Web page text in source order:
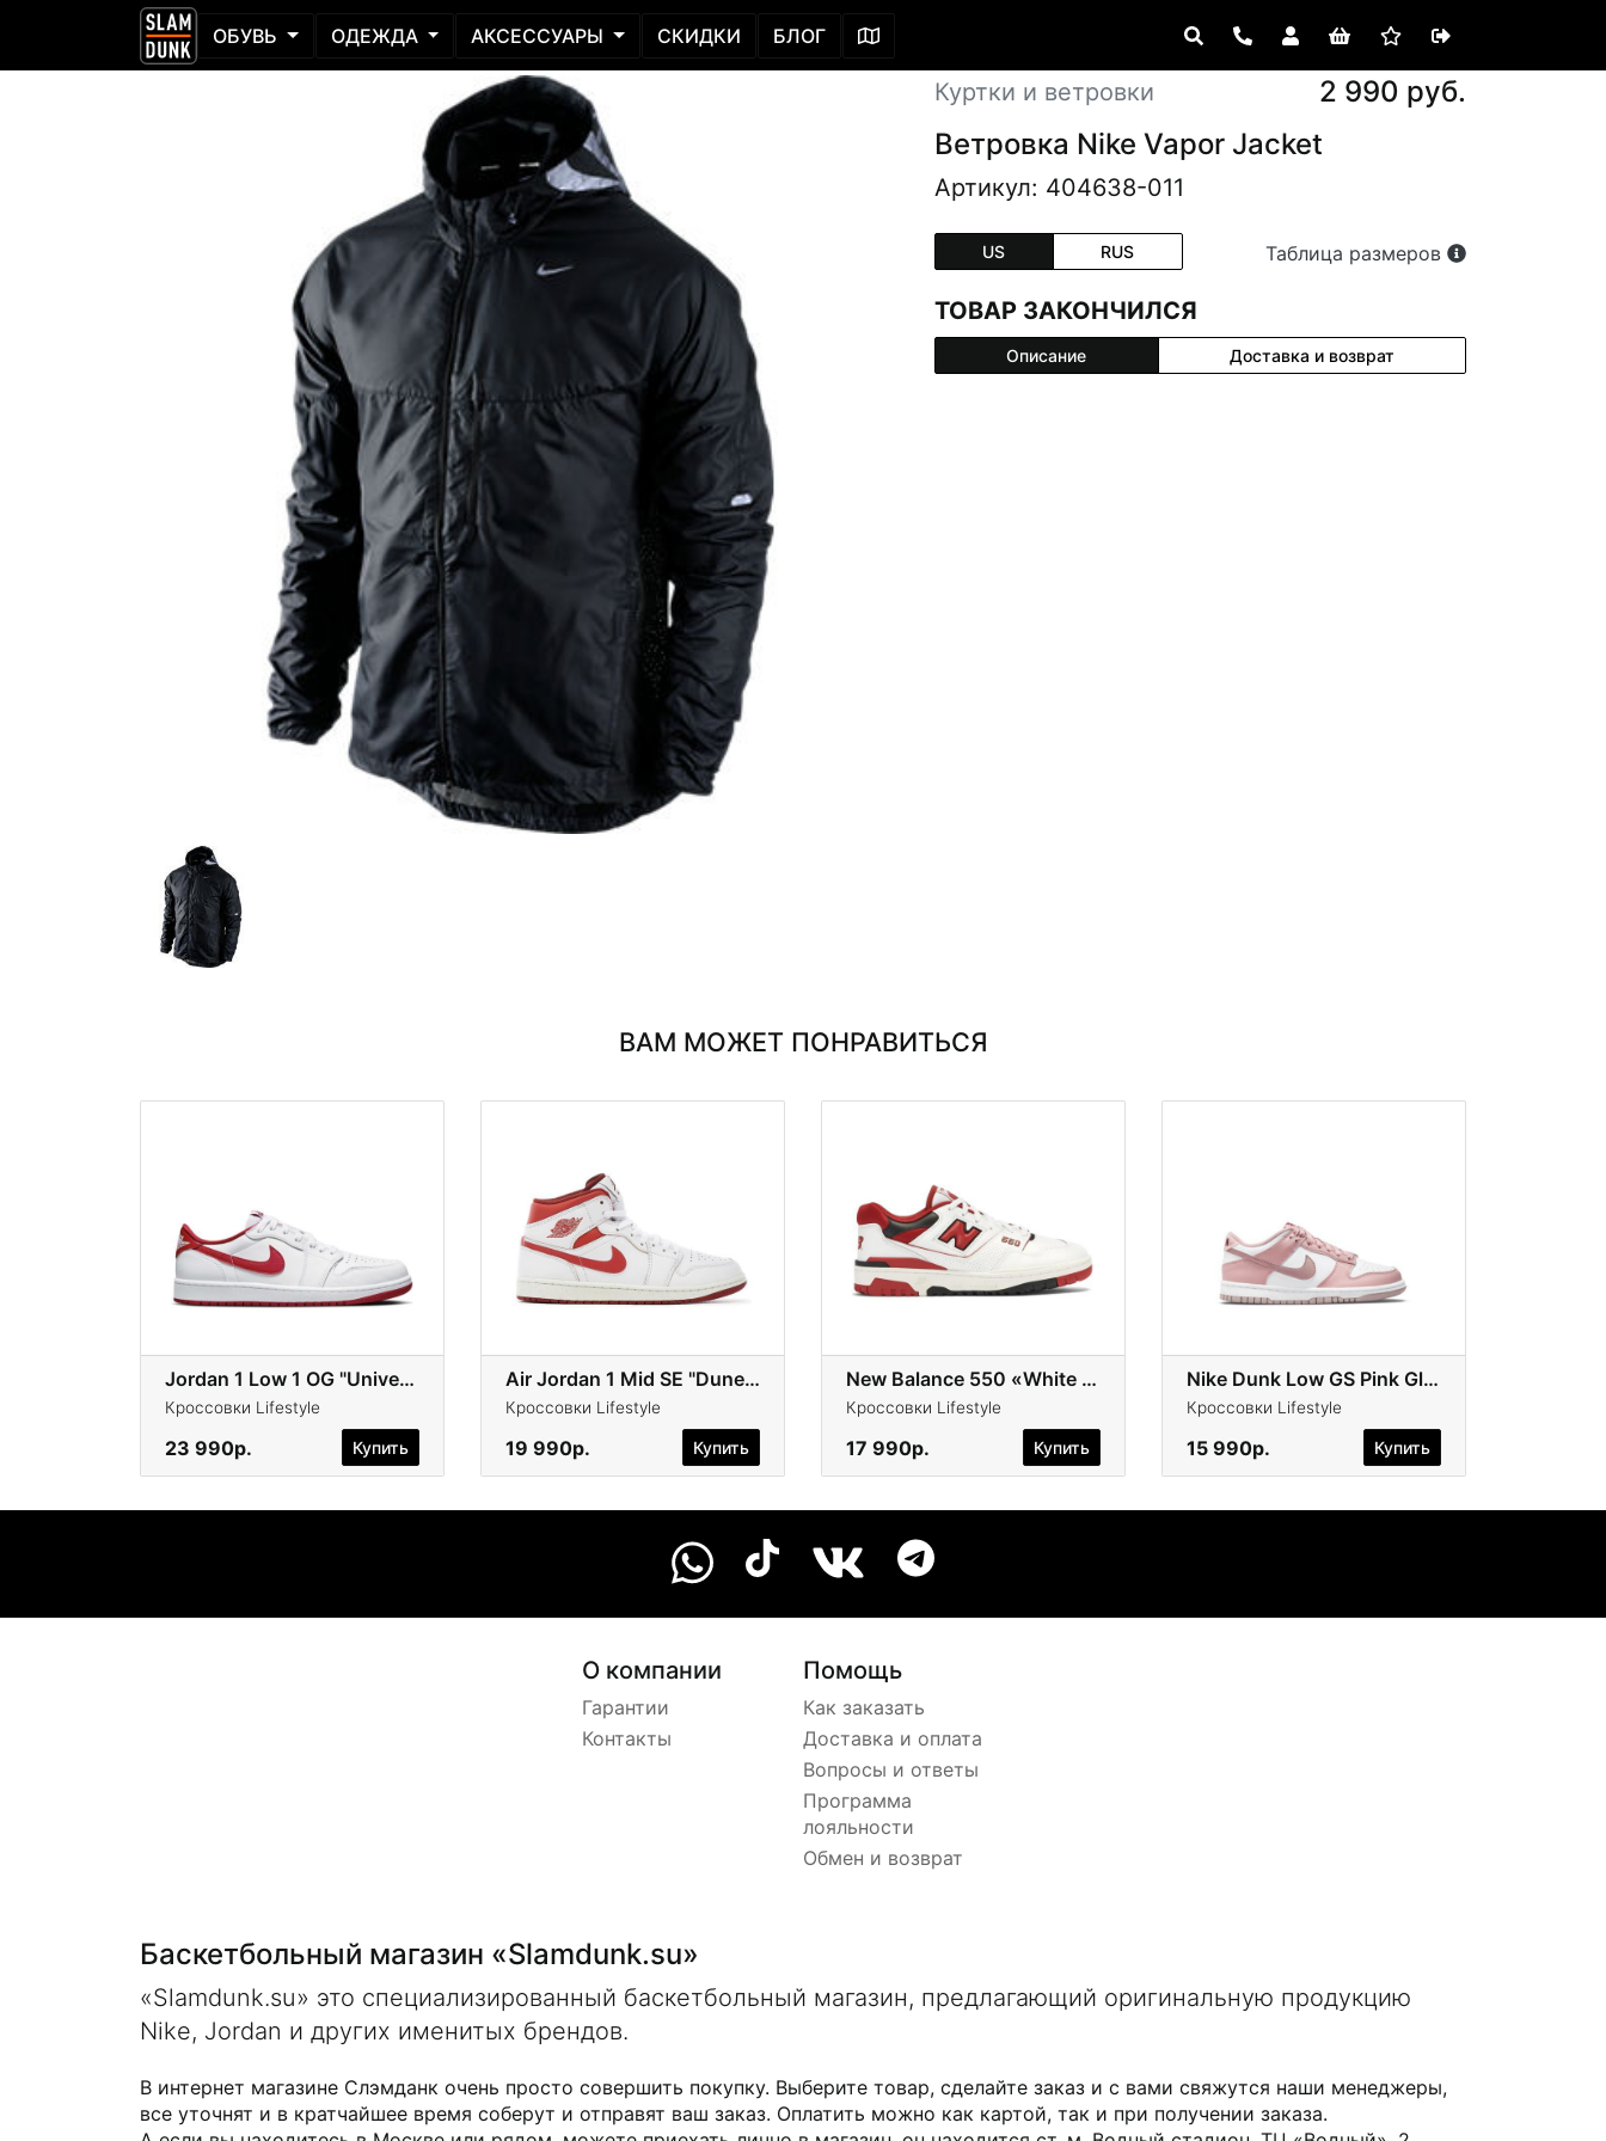
ОБУВЬ ОДЕЖДА АКСЕССУАРЫ СКИДКИ БЛОГ
Куртки и ветровки
2 990 руб.
Ветровка Nike Vapor Jacket
Артикул: 404638-011
US RUS Таблица размеров
ТОВАР ЗАКОНЧИЛСЯ
Описание Доставка и возврат
ВАМ МОЖЕТ ПОНРАВИТЬСЯ
Jordan 1 Low 1 OG "University Red"
Кроссовки Lifestyle
23 990р. Купить
Air Jordan 1 Mid SE "Dune Red"
Кроссовки Lifestyle
19 990р. Купить
New Balance 550 «White Red»
Кроссовки Lifestyle
17 990р. Купить
Nike Dunk Low GS Pink Glaze
Кроссовки Lifestyle
15 990р. Купить
О компании
Гарантии
Контакты
Помощь
Как заказать
Доставка и оплата
Вопросы и ответы
Программа
лояльности
Обмен и возврат
Баскетбольный магазин «Slamdunk.su»
«Slamdunk.su» это специализированный баскетбольный магазин, предлагающий оригинальную продукцию
Nike, Jordan и других именитых брендов.
В интернет магазине Слэмданк очень просто совершить покупку. Выберите товар, сделайте заказ и с вами свяжутся наши менеджеры,
все уточнят и в кратчайшее время соберут и отправят ваш заказ. Оплатить можно как картой, так и при получении заказа.